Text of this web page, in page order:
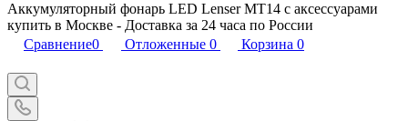
Аккумуляторный фонарь LED Lenser MT14 с аксессуарами
купить в Москве - Доставка за 24 часа по России
Сравнение0 Отложенные 0 Корзина 0